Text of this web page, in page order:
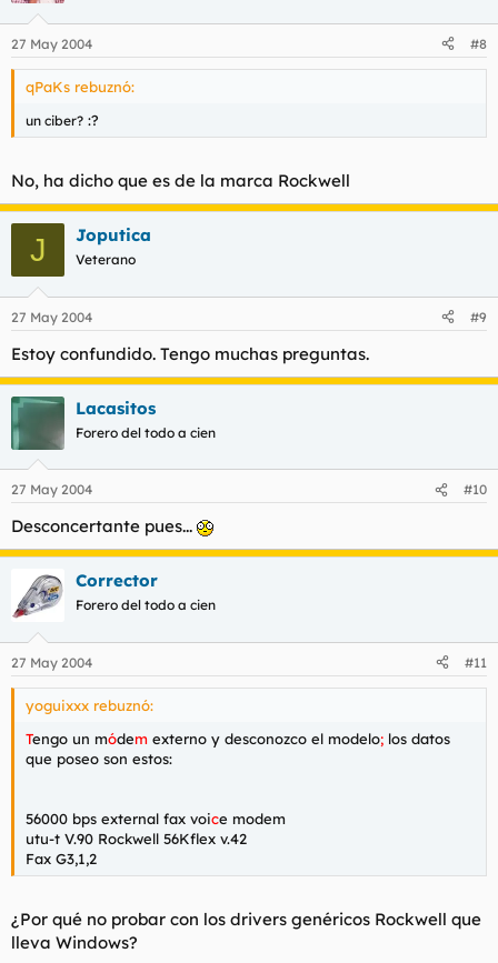
27 May 2004 #8
qPaKs rebuznó:
un ciber? :?
No, ha dicho que es de la marca Rockwell
J Joputica
Veterano
27 May 2004 #9
Estoy confundido. Tengo muchas preguntas.
Lacasitos
Forero del todo a cien
27 May 2004 #10
Desconcertante pues...
Corrector
Forero del todo a cien
27 May 2004 #11
yoguixxx rebuznó:
Tengo un módem externo y desconozco el modelo; los datos
que poseo son estos:
56000 bps external fax voice modem
utu-t V.90 Rockwell 56Kflex v.42
Fax G3,1,2
¿Por qué no probar con los drivers genéricos Rockwell que
lleva Windows?